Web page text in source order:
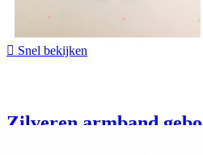
 Snel bekijken
Zilveren armband